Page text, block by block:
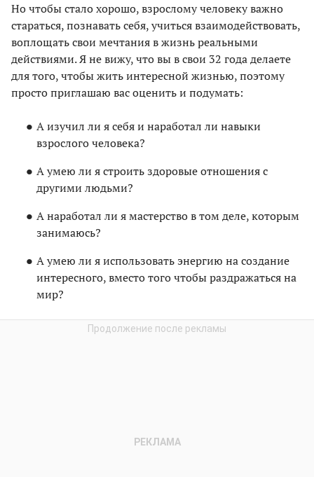
Но чтобы стало хорошо, взрослому человеку важно
стараться, познавать себя, учиться взаимодействовать,
воплощать свои мечтания в жизнь реальными
действиями. Я не вижу, что вы в свои 32 года делаете
для того, чтобы жить интересной жизнью, поэтому
просто приглашаю вас оценить и подумать:
А изучил ли я себя и наработал ли навыки
взрослого человека?
А умею ли я строить здоровые отношения с
другими людьми?
А наработал ли я мастерство в том деле, которым
занимаюсь?
А умею ли я использовать энергию на создание
интересного, вместо того чтобы раздражаться на
мир?